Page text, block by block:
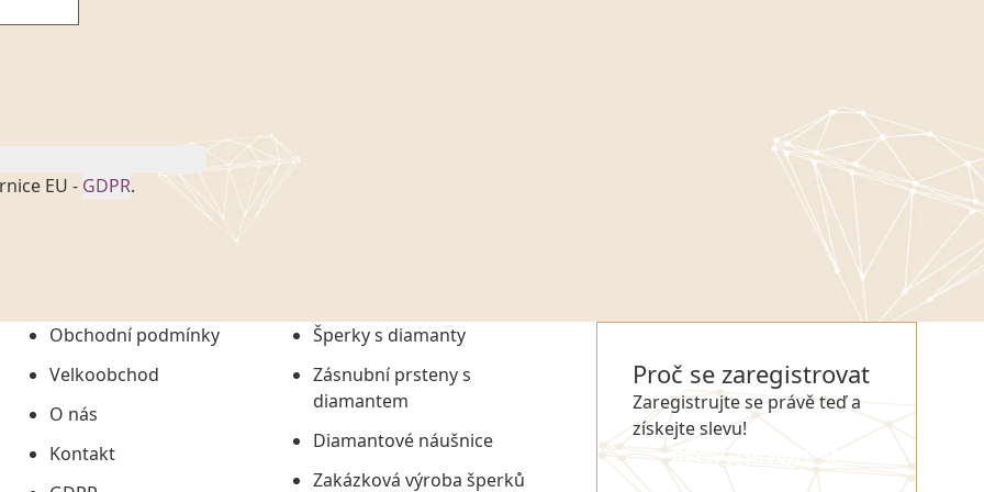
EU - GDPR.
č. 101/2000 Sb. v
uchováním veškerých
údajů či jako jeho
informací, nejdéle
Obchodní podmínky
Velkoobchod
O nás
Kontakt
Šperky s diamanty
Zásnubní prsteny s
diamantem
Diamantové náušnice
Zakázková výroba šperků
Proč se zaregistrovat
Zaregistrujte se právě teď a
získejte slevu!
REGISTROVAT SE